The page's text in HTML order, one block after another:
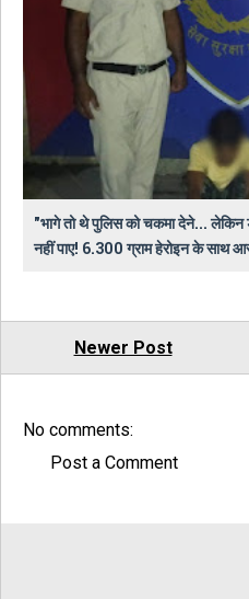
"भागे तो थे पुलिस को चकमा देने...
नहीं पाए! 6.300 ग्राम हेरोइन के साथ
Newer Post
No comments:
Post a Comment